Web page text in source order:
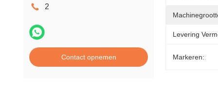
2
Contact opnemen
Levering
Markeren: